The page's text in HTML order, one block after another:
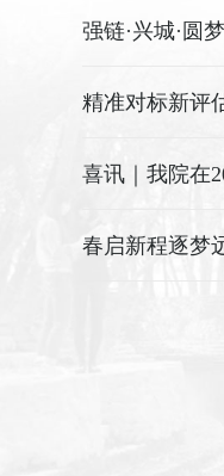
强链·兴城·圆
喜讯｜我院在